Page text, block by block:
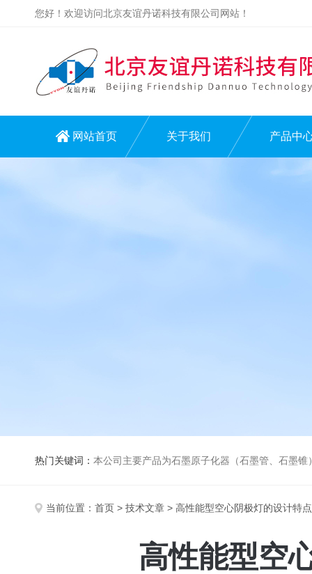
您好！欢迎访问北京友谊丹诺科技有限公司网站！
网站首页 关于我们 产品中
热门关键词： 本公司主要产品为石墨原子化器（石墨管、石墨锥）、元素空心阴极灯、氘灯、空心
当前位置： 首页 > 技术文章 > 高性能型空心阴极灯的设计特
高性能型空